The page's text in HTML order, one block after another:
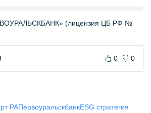
(лицензия ЦБ РФ №
0 0
РАПервоуральскбанкESG стратегия